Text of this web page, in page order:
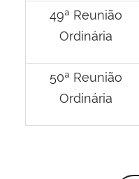
49ª Reunião
Ordinária
50ª Reunião
Ordinária